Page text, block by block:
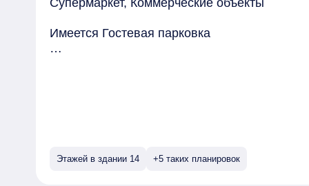
Супермаркет, Коммерческие объекты
Имеется Гостевая парковка
Этажей в здании 14 +5 таких планировок